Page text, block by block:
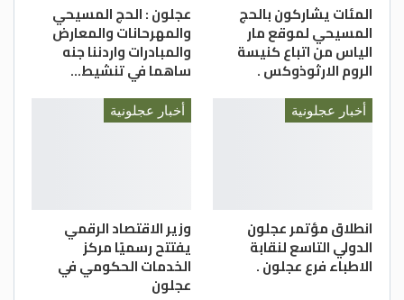
المئات يشاركون بالحج
المسيحي لموقع مار
الياس من اتباع كنيسة
الروم الارثوذوكس .
عجلون : الحج المسيحي
والمهرحانات والمعارض
والمبادرات واردننا جنه
ساهما في تنشيط…
أخبار عجلونية
انطلاق مؤتمر عجلون
الدولي التاسع لنقابة
الاطباء فرع عجلون .
أخبار عجلونية
وزير الاقتصاد الرقمي
يفتتح رسميًا مركز
الخدمات الحكومي في
عجلون